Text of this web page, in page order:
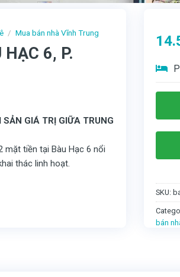
/ Mua bán nhà Vĩnh Trung
6, P.
GIÁ TRỊ GIỮA TRUNG
mặt tiền tại Bàu Hạc 6 nổi
thác linh hoạt.
SKU:
bán